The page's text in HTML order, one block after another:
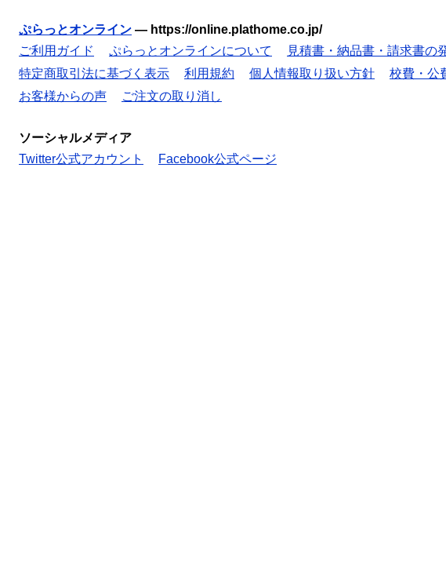
ぷらっとオンライン — https://online.plathome.co.jp/
ご利用ガイド
ぷらっとオンラインについて 見積書・納品書・請求書の
特定商取引法に基づく表示
利用規約 個人情報取り扱い方針 校費・公
お客様からの声
ご注文の取り消し
ソーシャルメディア
Twitter公式アカウント
Facebook公式ページ